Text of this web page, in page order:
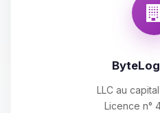
LLC au
Licence n°